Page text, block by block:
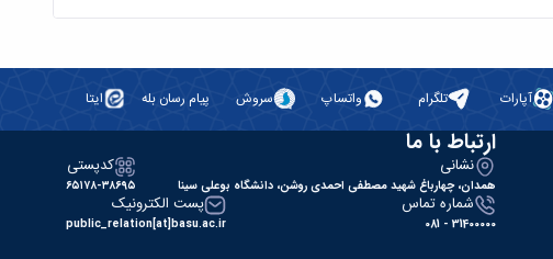
آپارات تلگرام واتساپ سروش پیام رسان بله ایتا
ارتباط با ما
نشانی
همدان، چهارباغ شهید مصطفی احمدی روشن، دانشگاه بوعلی سینا
کدپستی
۶۵۱۷۸-۳۸۶۹۵
شماره تماس
31400000 - 081
پست الکترونیک
public_relation[at]basu.ac.ir